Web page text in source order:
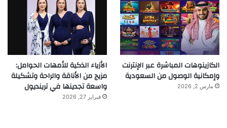
الكازينوهات المباشرة عبر الإنترنت
وإمكانية الوصول من السعودية
مارس 2, 2026
الأزياء الذكية للأمهات الحوامل:
مزيج من الأناقة والراحة وتشكيلة
واسعة تجدينها في ترينديول
فبراير 27, 2026